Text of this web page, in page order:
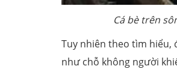
Cá bè trên
Tuy nhiên theo tìm hiểu,
như chỗ không người